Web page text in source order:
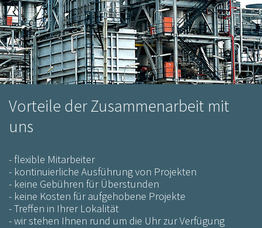
Vorteile der Zusammenarbeit mit
uns
- flexible Mitarbeiter
- kontinuierliche Ausführung von Projekten
- keine Gebühren für Überstunden
- keine Kosten für aufgehobene Projekte
- Treffen in Ihrer Lokalität
- wir stehen Ihnen rund um die Uhr zur Verfügung